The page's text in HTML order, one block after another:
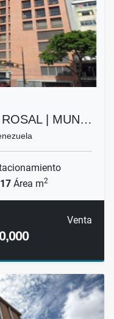
ROSAL | MUN…
Área m2
Venta